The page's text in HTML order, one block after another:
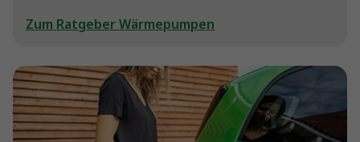
Zum Ratgeber Wärmepumpen